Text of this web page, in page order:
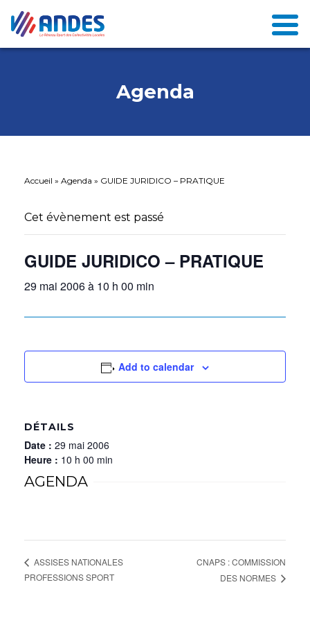
Agenda
Accueil » Agenda » GUIDE JURIDICO – PRATIQUE
Cet évènement est passé
GUIDE JURIDICO – PRATIQUE
29 mai 2006 à 10 h 00 min
Add to calendar
DÉTAILS
Date : 29 mai 2006
Heure : 10 h 00 min
AGENDA
ASSISES NATIONALES
PROFESSIONS SPORT
CNAPS : COMMISSION
DES NORMES